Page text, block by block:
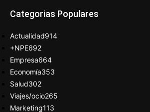
Categorias Populares
Actualidad914
+NPE692
Empresa664
Economía353
Salud302
Viajes/ocio265
Marketing113